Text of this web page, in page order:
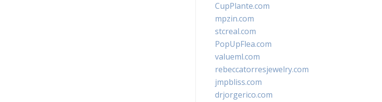
CupPlante.com
mpzin.com
stcreal.com
PopUpFlea.com
valueml.com
rebeccatorresjewelry.com
jmpbliss.com
drjorgerico.com